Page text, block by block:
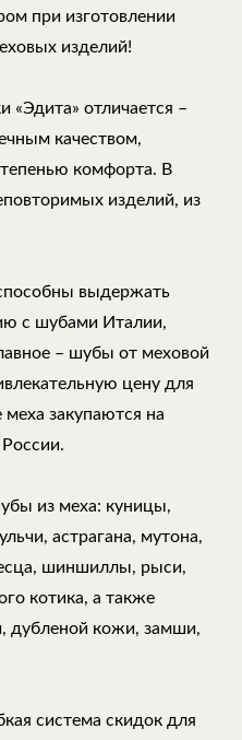
при изготовлении
изделий!
«Эдита» отличается –
качеством,
комфорта. В
изделий, из
выдержать
с шубами Италии,
– шубы от меховой
цену для
меха закупаются на
из меха: куницы,
астрагана, мутона,
шиншиллы, рыси,
котика, а также
дубленой кожи, замши,
система скидок для